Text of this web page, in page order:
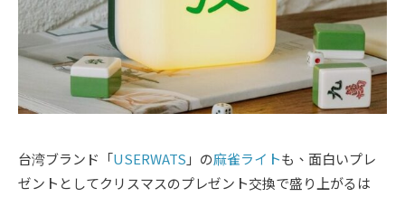
台湾ブランド「USERWATS 」の麻雀ライトも、面白いプレ
ゼントとしてクリスマスのプレゼント交換で盛り上がるは